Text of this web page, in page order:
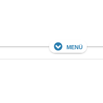
Menü